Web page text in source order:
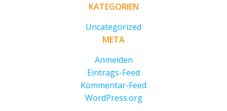
KATEGORIEN
Uncategorized
META
Anmelden
Eintrags-Feed
Kommentar-Feed
WordPress.org